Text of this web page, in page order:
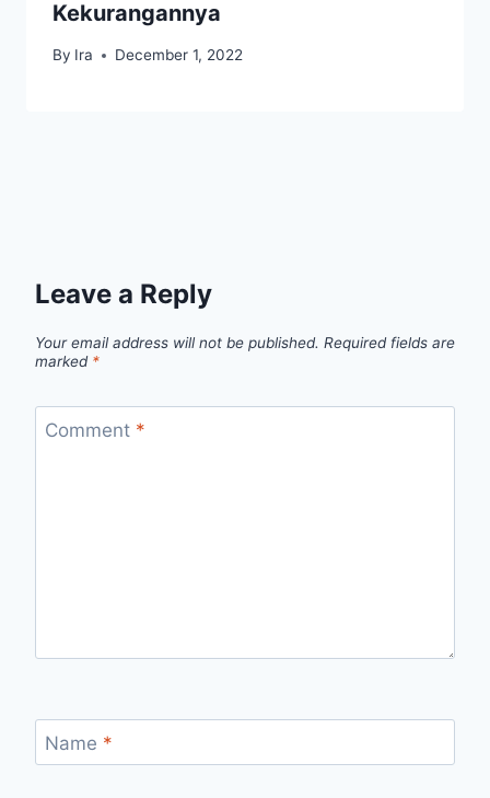
Kekurangannya
By Ira December 1, 2022
Leave a Reply
Your email address will not be published. Required fields are
marked *
Comment *
Name *